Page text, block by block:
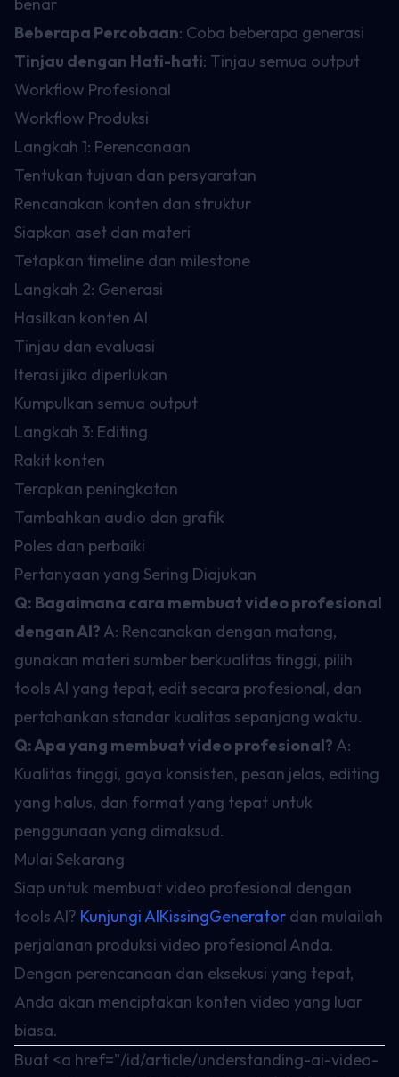
Beberapa Percobaan: Coba beberapa generasi
Tinjau dengan Hati-hati: Tinjau semua output
Workflow Profesional
Workflow Produksi
Langkah 1: Perencanaan
Tentukan tujuan dan persyaratan
Rencanakan konten dan struktur
Siapkan aset dan materi
Tetapkan timeline dan milestone
Langkah 2: Generasi
Hasilkan konten AI
Tinjau dan evaluasi
Iterasi jika diperlukan
Kumpulkan semua output
Langkah 3: Editing
Rakit konten
Terapkan peningkatan
Tambahkan audio dan grafik
Poles dan perbaiki
Pertanyaan yang Sering Diajukan
Q: Bagaimana cara membuat video profesional
dengan AI? A: Rencanakan dengan matang,
gunakan materi sumber berkualitas tinggi, pilih
tools AI yang tepat, edit secara profesional, dan
pertahankan standar kualitas sepanjang waktu.
Q: Apa yang membuat video profesional? A:
Kualitas tinggi, gaya konsisten, pesan jelas, editing
yang halus, dan format yang tepat untuk
penggunaan yang dimaksud.
Mulai Sekarang
Siap untuk membuat video profesional dengan
tools AI? Kunjungi AIKissingGenerator dan mulailah
perjalanan produksi video profesional Anda.
Dengan perencanaan dan eksekusi yang tepat,
Anda akan menciptakan konten video yang luar
biasa.
Buat <a href="/id/article/understanding-ai-video-